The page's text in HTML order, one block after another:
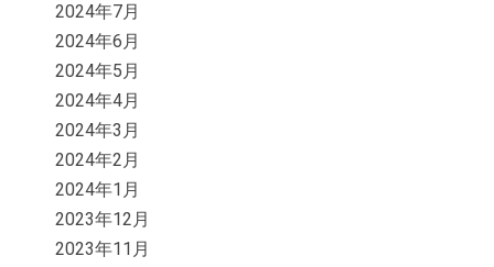
2024年7月
2024年6月
2024年5月
2024年4月
2024年3月
2024年2月
2024年1月
2023年12月
2023年11月